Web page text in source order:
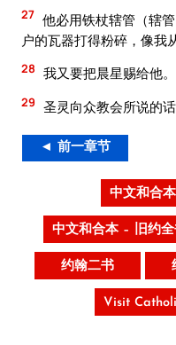
27 他必用铁杖辖管（辖
户的瓦器打得粉碎，像我
28 我又要把晨星赐给他。
29 圣灵向众教会所说的
◄ 前一章节
中文和合
中文和合本 – 旧约全
约翰二书
Visit